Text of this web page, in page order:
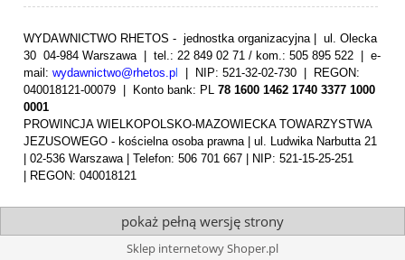
WYDAWNICTWO RHETOS - jednostka organizacyjna | ul. Olecka
30 04-984 Warszawa | tel.: 22 849 02 71 / kom.: 505 895 522 | e-
mail: wydawnictwo@rhetos.p
| NIP: 521-32-02-730 | REGON:
040018121-00079 |
Konto bank: PL 78 1600 1462 1740 3377 1000
0001
PROWINCJA WIELKOPOLSKO-MAZOWIECKA TOWARZYSTWA
JEZUSOWEGO - kościelna osoba prawna | ul. Ludwika Narbutta 21
| 02-536 Warszawa | Telefon: 506 701 667 | NIP: 521-15-25-251
| REGON: 040018121
pokaż pełną wersję strony
Sklep internetowy Shoper.pl